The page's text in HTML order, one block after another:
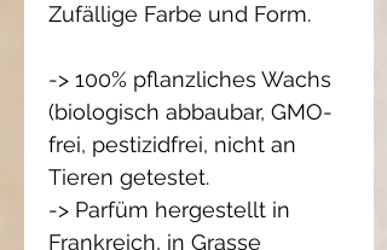
Zufällige Farbe und Form.
-> 100% pflanzliches Wachs
(biologisch abbaubar, GMO-
frei, pestizidfrei, nicht an
Tieren getestet.
-> Parfüm hergestellt in
Frankreich, in Grasse